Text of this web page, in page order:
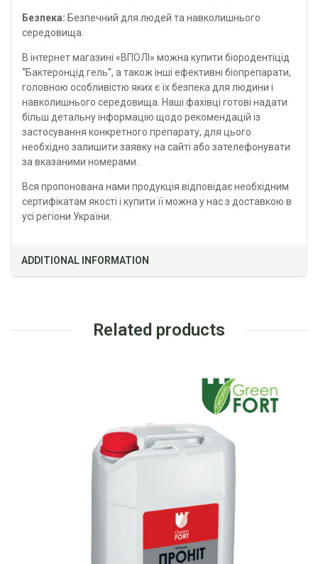
Безпека: Безпечний для людей та навколишнього
середовища.
В інтернет магазині «ВПОЛІ» можна купити біородентіцід
“Бактеронцід гель“, а також інші ефективні біопрепарати,
головною особливістю яких є їх безпека для людини і
навколишнього середовища. Наші фахівці готові надати
більш детальну інформацію щодо рекомендацій із
застосування конкретного препарату, для цього
необхідно залишити заявку на сайті або зателефонувати
за вказаними номерами
Вся пропонована нами продукція відповідає необхідним
сертифікатам якості і купити її можна у нас з доставкою в
усі регіони України.
ADDITIONAL INFORMATION
Related products